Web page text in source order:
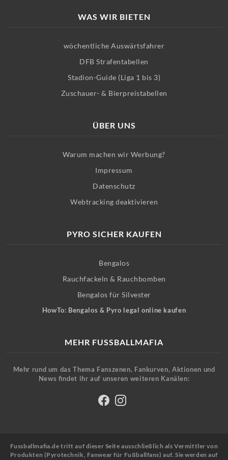
WAS WIR BIETEN
wöchentliche Auswärtsfahrer
DFB Strafentabellen
Stadion-Guide (Liga 1 bis 3)
Zuschauer- & Bierpreistabellen
ÜBER UNS
Warum machen wir Werbung?
Impressum
Datenschutz
Webtracking deaktivieren
PYRO SICHER KAUFEN
Bengalos
Rauchfackeln & Rauchbomben
Bengalos für Silvester
HowTo: Bengalos & Pyro legal online kaufen
MEHR FUSSBALLMAFIA
Mehr rund um das Thema Fanszenen, Fankurven, Aktionen und
News findet ihr auf unseren weiteren Kanälen:
Fussballmafia.de tritt auf dieser Seite ausschließlich als Vermittler von
Produkten (Pyrotechnik, Fanwear für Fußballfans) auf. Sie werden auf